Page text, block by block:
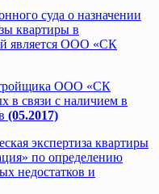
суда о назначении
квартиры в
является ООО «СК
ООО «СК
в связи с наличием в
(05.2017)
экспертиза квартиры
по определению
недостатков и